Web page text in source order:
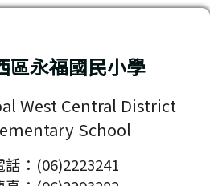
區永福國民小學
West Central District
School
：(06)2223241